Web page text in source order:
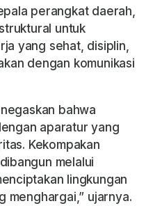
perangkat daerah,
untuk
yang sehat, disiplin,
dengan komunikasi
bahwa
aparatur yang
Kekompakan
melalui
lingkungan
menghargai,” ujarnya.